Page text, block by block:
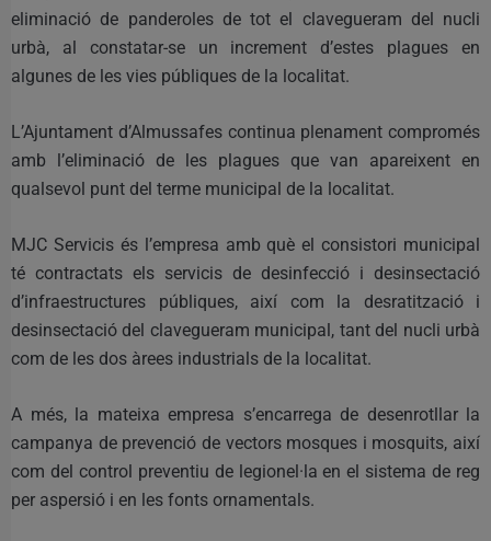
eliminació de panderoles de tot el clavegueram del nucli
urbà, al constatar-se un increment d’estes plagues en
algunes de les vies públiques de la localitat.
L’Ajuntament d’Almussafes continua plenament compromés
amb l’eliminació de les plagues que van apareixent en
qualsevol punt del terme municipal de la localitat.
MJC Servicis és l’empresa amb què el consistori municipal
té contractats els servicis de desinfecció i desinsectació
d’infraestructures públiques, així com la desratització i
desinsectació del clavegueram municipal, tant del nucli urbà
com de les dos àrees industrials de la localitat.
A més, la mateixa empresa s’encarrega de desenrotllar la
campanya de prevenció de vectors mosques i mosquits, així
com del control preventiu de legionel·la en el sistema de reg
per aspersió i en les fonts ornamentals.